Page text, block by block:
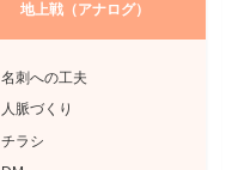
地上戦（アナログ）
名刺への工夫
人脈づくり
チラシ